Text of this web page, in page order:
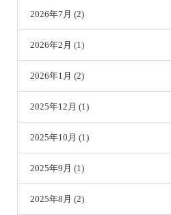
2026年7月 (2)
2026年2月 (1)
2026年1月 (2)
2025年12月 (1)
2025年10月 (1)
2025年9月 (1)
2025年8月 (2)